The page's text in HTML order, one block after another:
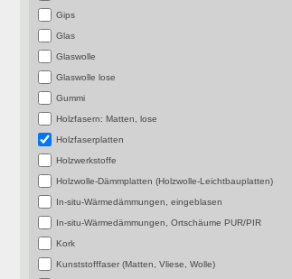
Gips
Glas
Glaswolle
Glaswolle lose
Gummi
Holzfasern: Matten, lose
Holzfaserplatten
Holzwerkstoffe
Holzwolle-Dämmplatten (Holzwolle-Leichtbauplatten)
In-situ-Wärmedämmungen, eingeblasen
In-situ-Wärmedämmungen, Ortschäume PUR/PIR
Kork
Kunststofffaser (Matten, Vliese, Wolle)